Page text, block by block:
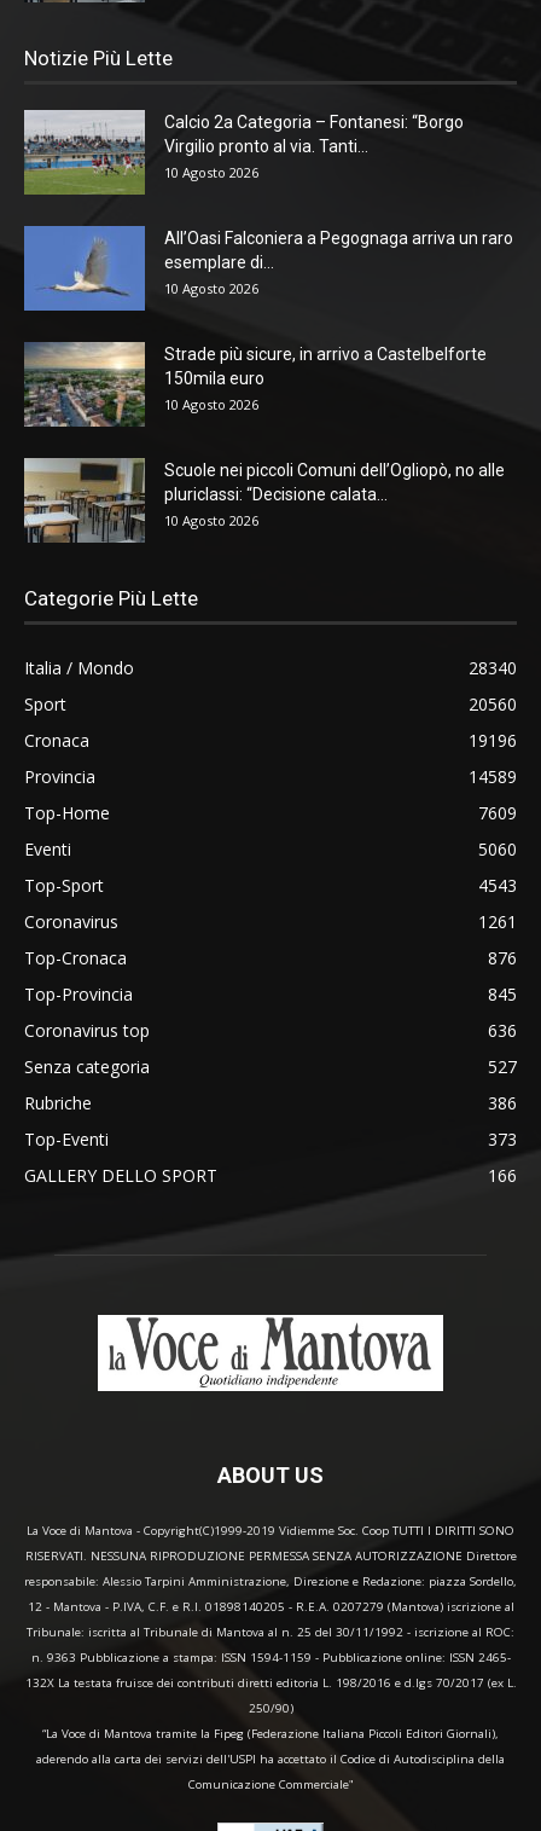
Notizie Più Lette
Calcio 2a Categoria – Fontanesi: “Borgo
Virgilio pronto al via. Tanti...
10 Agosto 2026
All’Oasi Falconiera a Pegognaga arriva un raro
esemplare di...
10 Agosto 2026
Strade più sicure, in arrivo a Castelbelforte
150mila euro
10 Agosto 2026
Scuole nei piccoli Comuni dell’Ogliopò, no alle
pluriclassi: “Decisione calata...
10 Agosto 2026
Categorie Più Lette
Italia / Mondo
28340
Sport
20560
Cronaca
19196
Provincia
14589
Top-Home
7609
Eventi
5060
Top-Sport
4543
Coronavirus
1261
Top-Cronaca
876
Top-Provincia
845
Coronavirus top
636
Senza categoria
527
Rubriche
386
Top-Eventi
373
GALLERY DELLO SPORT
166
ABOUT US
La Voce di Mantova - Copyright(C)1999-2019 Vidiemme Soc. Coop TUTTI I DIRITTI SONO
RISERVATI. NESSUNA RIPRODUZIONE PERMESSA SENZA AUTORIZZAZIONE Direttore
responsabile: Alessio Tarpini Amministrazione, Direzione e Redazione: piazza Sordello,
12 - Mantova - P.IVA, C.F. e R.I. 01898140205 - R.E.A. 0207279 (Mantova) iscrizione al
Tribunale: iscritta al Tribunale di Mantova al n. 25 del 30/11/1992 - iscrizione al ROC:
n. 9363 Pubblicazione a stampa: ISSN 1594-1159 - Pubblicazione online: ISSN 2465-
132X La testata fruisce dei contributi diretti editoria L. 198/2016 e d.lgs 70/2017 (ex L.
250/90)
“La Voce di Mantova tramite la Fipeg (Federazione Italiana Piccoli Editori Giornali),
aderendo alla carta dei servizi dell'USPI ha accettato il Codice di Autodisciplina della
Comunicazione Commerciale"